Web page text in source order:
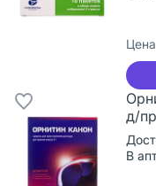
Цена
д/
В